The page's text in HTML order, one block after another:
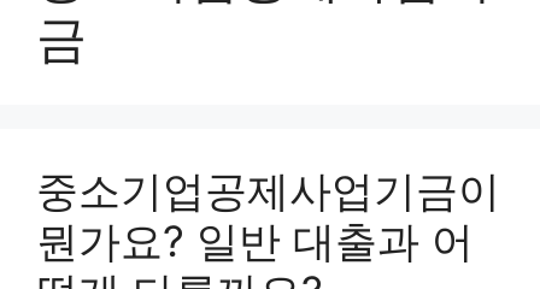
금
중소기업공제사업기금이
뭔가요? 일반 대출과 어